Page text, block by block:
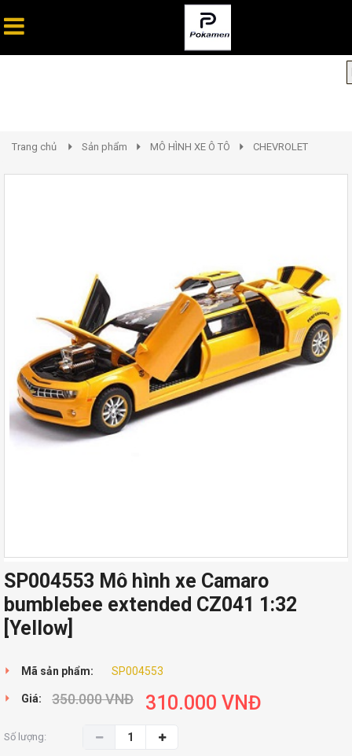
Trang chủ Sản phẩm MÔ HÌNH XE Ô TÔ CHEVROLET
SP004553 Mô hình xe Camaro
bumblebee extended CZ041 1:32
[Yellow]
Mã sản phẩm: SP004553
Giá: 350.000VNĐ 310.000 VNĐ
Số lượng: